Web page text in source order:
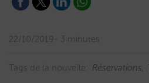
22/10/2019 3 minutes
Tags de la nouvelle: Réservations